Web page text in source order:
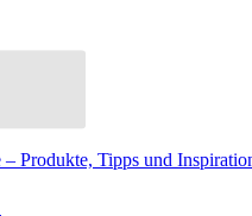
Produkte, Tipps und